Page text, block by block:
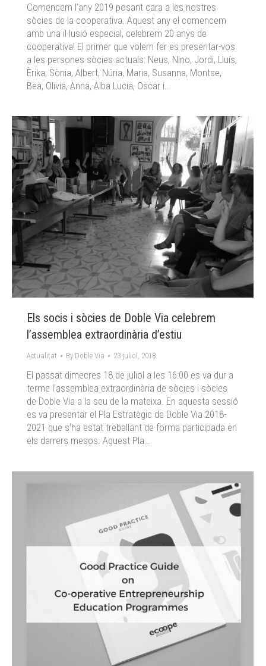
Comencem l’any 2019 posant cara a les nostres
sòcies de la cooperativa. Aquest any el comencem
amb una il·lusió especial, celebrem 20 anys de
cooperativa! El primer que volem fer es presentar-vos
a les persones sòcies actuals: Neus, Nino, Jordi, Lluís,
Èrika, Sònia, Albert, Núria, Maria, Susanna, Montse,
Bea, Olivia, Anna, Alba Lucia, Oscar i…
Els socis i sòcies de Doble Via celebrem
l’assemblea extraordinària d’estiu
Actualitat By Doble Via 23 juliol, 2018
El passat dimecres 18 de juliol a les 16:00 es va dur a
terme l’assemblea extraordinària de sòcies i sòcies
de Doble Via a la seu de la mateixa. En aquesta sessió
es va presentar el Pla Estratègic de Doble Via 2018-
2021 que s’ha estat treballant de forma participada en
els darrers mesos. Aquest Pla…